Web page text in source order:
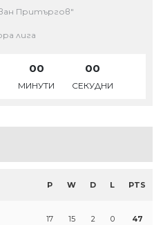
Притъргов"
лига
00
МИНУТИ
00
СЕКУДНИ
P W D L PTS
17 15 2 0 47